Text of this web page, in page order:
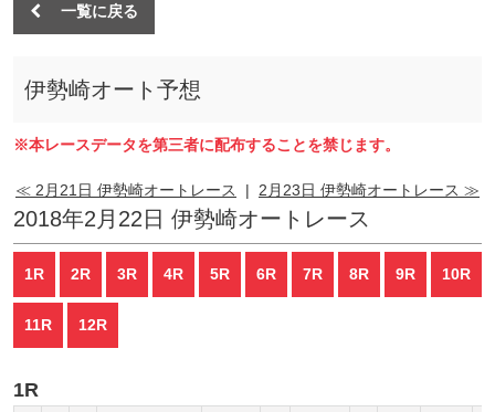
一覧に戻る
伊勢崎オート予想
※本レースデータを第三者に配布することを禁じます。
≪ 2月21日 伊勢崎オートレース | 2月23日 伊勢崎オートレース ≫
2018年2月22日 伊勢崎オートレース
1R 2R 3R 4R 5R 6R 7R 8R 9R 10R
11R 12R
1R